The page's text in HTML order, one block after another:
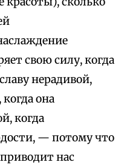
свою силу, когда
нерадивой,
она
когда
— потому что
нас